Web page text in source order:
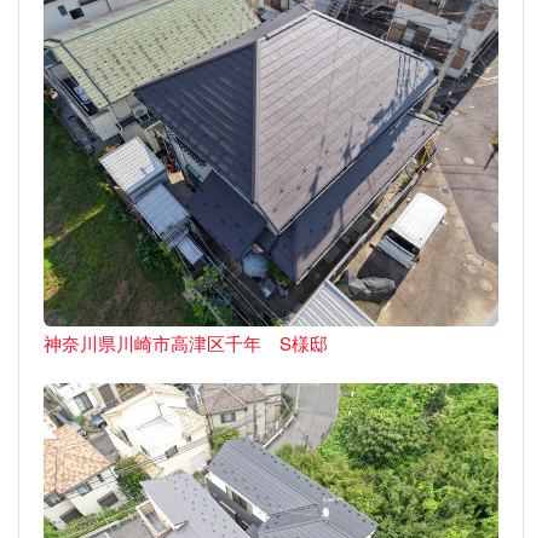
神奈川県川崎市高津区千年 S様邸